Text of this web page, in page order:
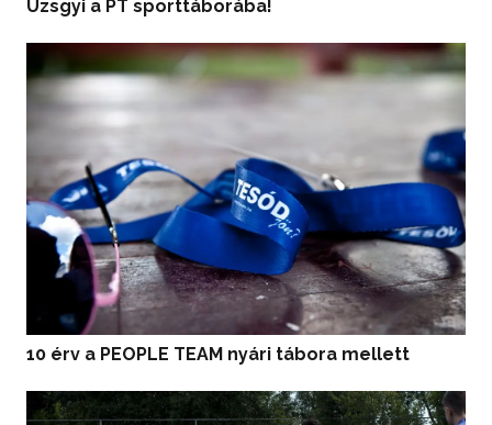
Uzsgyi a PT sporttáborába!
10 érv a PEOPLE TEAM nyári tábora mellett